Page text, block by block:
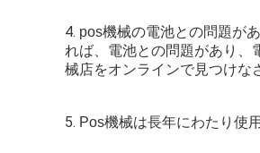
4. pos機械の電池との問題が
れば、電池との問題があり、
械店をオンラインで見つけな
5. Pos機械は長年にわたり使